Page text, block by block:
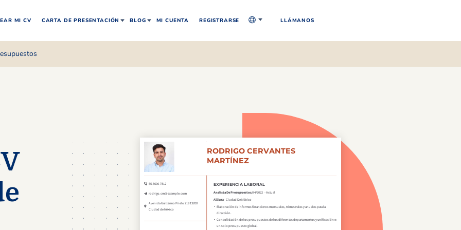
MI CV CARTA DE PRESENTACIÓN BLOG MI CUENTA REGISTRARSE LLÁMANOS